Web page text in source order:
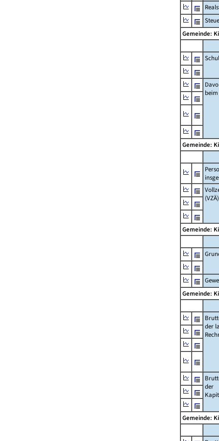
Gemeinde:
beim
Gemeinde:
(VZÄ)
Gemeinde:
Gemeinde:
der
der
Gemeinde: